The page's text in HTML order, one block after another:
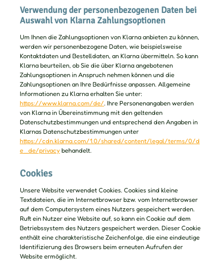
Verwendung der personenbezogenen Daten bei
Auswahl von Klarna Zahlungsoptionen
Um Ihnen die Zahlungsoptionen von Klarna anbieten zu können,
werden wir personenbezogene Daten, wie beispielsweise
Kontaktdaten und Bestelldaten, an Klarna übermitteln. So kann
Klarna beurteilen, ob Sie die über Klarna angebotenen
Zahlungsoptionen in Anspruch nehmen können und die
Zahlungsoptionen an Ihre Bedürfnisse anpassen. Allgemeine
Informationen zu Klarna erhalten Sie unter:
https://www.klarna.com/de/. Ihre Personenangaben werden
von Klarna in Übereinstimmung mit den geltenden
Datenschutzbestimmungen und entsprechend den Angaben in
Klarnas Datenschutzbestimmungen unter
https://cdn.klarna.com/1.0/shared/content/legal/terms/0/d
e_de/privacy behandelt.
Cookies
Unsere Website verwendet Cookies. Cookies sind kleine
Textdateien, die im Internetbrowser bzw. vom Internetbrowser
auf dem Computersystem eines Nutzers gespeichert werden.
Ruft ein Nutzer eine Website auf, so kann ein Cookie auf dem
Betriebssystem des Nutzers gespeichert werden. Dieser Cookie
enthält eine charakteristische Zeichenfolge, die eine eindeutige
Identifizierung des Browsers beim erneuten Aufrufen der
Website ermöglicht.